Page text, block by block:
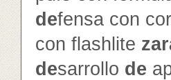
defensa con
con flashlite
desarrollo de